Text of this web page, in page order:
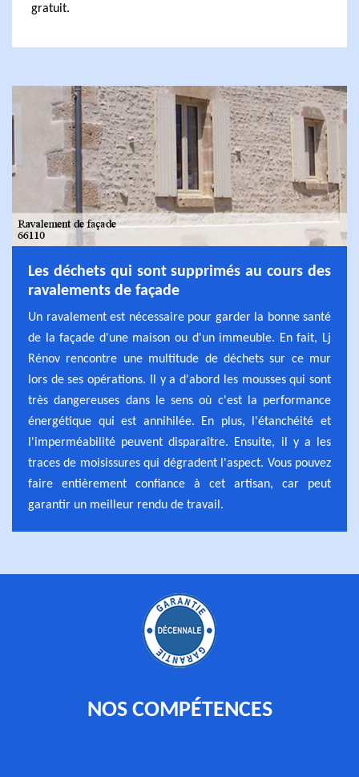
gratuit.
Les déchets qui sont supprimés au cours des
ravalements de façade
Un ravalement est nécessaire pour garder la bonne santé
de la façade d'une maison ou d'un immeuble. En fait, Lj
Rénov rencontre une multitude de déchets sur ce mur
lors de ses opérations. Il y a d'abord les mousses qui sont
très dangereuses dans le sens où c'est la performance
énergétique qui est annihilée. En plus, l'étanchéité et
l'imperméabilité peuvent disparaître. Ensuite, il y a les
traces de moisissures qui dégradent l'aspect. Vous pouvez
faire entièrement confiance à cet artisan, car peut
garantir un meilleur rendu de travail.
NOS COMPÉTENCES